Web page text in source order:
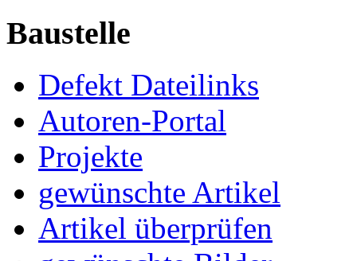
Baustelle
Defekt Dateilinks
Autoren-Portal
Projekte
gewünschte Artikel
Artikel überprüfen